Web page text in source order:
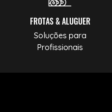
FROTAS & ALUGUER
Soluções para
Profissionais